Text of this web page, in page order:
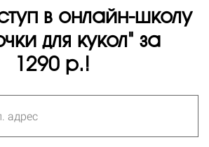
в онлайн-школу
для кукол" за
1290р.!